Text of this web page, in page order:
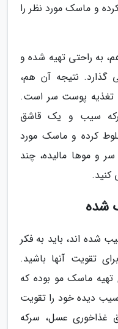
و ماسک مورد نظر را
به راحتی تهیه شده و
نتیجه آن هم،
تغذیه پوست سر است.
سیب و یک قاشق
کرده و ماسک مورد
و موها مالیده، چند
کنید.
شده
شده اند، باید به فکر
تقویت آنها باشید.
ماسک مو بوده که
دیده خود را تقویت
غذاخوری عسل، سرکه